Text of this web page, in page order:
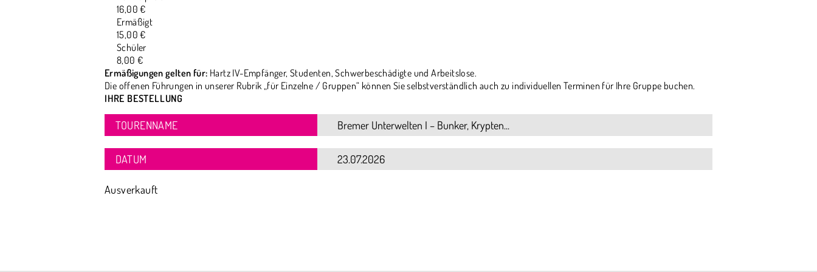
16,00 €
Ermäßigt
15,00 €
Schüler
8,00 €
Ermäßigungen gelten für: Hartz IV-Empfänger, Studenten, Schwerbeschädigte und Arbeitslose.
Die offenen Führungen in unserer Rubrik „für Einzelne / Gruppen“ können Sie selbstverständlich auch zu individuellen Terminen für Ihre Gruppe buchen.
IHRE BESTELLUNG
TOURENNAME
DATUM
Ausverkauft